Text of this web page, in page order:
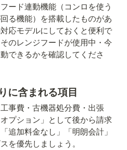
ード連動機能（コンロを使う
る機能）を搭載したものがあ
応モデルにしておくと便利で
のレンジフードが使用中・今
できるかを確認してくださ
に含まれる項目
事費・古機器処分費・出張
プション」として後から請求
追加料金なし」「明朗会計」
を優先しましょう。